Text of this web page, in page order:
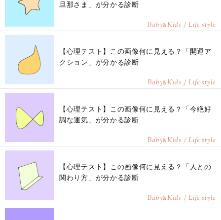
旦那さま」が分かる診断
Baby&Kids / Life style
【心理テスト】この画像何に見える？「開運ア
クション」が分かる診断
Baby&Kids / Life style
【心理テスト】この画像何に見える？「今絶好
調な運気」が分かる診断
Baby&Kids / Life style
【心理テスト】この画像何に見える？「人との
関わり方」が分かる診断
Baby&Kids / Life style